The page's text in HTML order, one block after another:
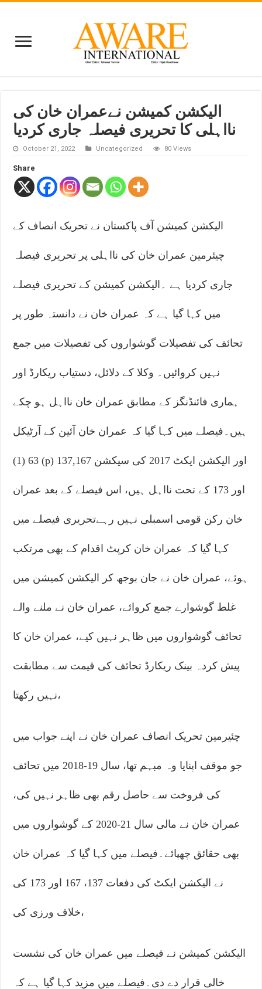
الیکشن کمیشن نےعمران خان کی
نااہلی کا تحریری فیصلہ جاری کردیا
October 21, 2022 Uncategorized 80 Views
Share
الیکشن کمیشن آف پاکستان نے تحریک انصاف کے
چیئرمین عمران خان کی نااہلی پر تحریری فیصلہ
جاری کردیا ہے ۔الیکشن کمیشن کے تحریری فیصلے
میں کہا گیا ہے کہ عمران خان نے دانستہ طور پر
تحائف کی تفصیلات گوشواروں کی تفصیلات میں جمع
نہیں کروائیں۔ وکلا کے دلائل، دستیاب ریکارڈ اور
ہماری فائنڈنگز کے مطابق عمران خان نااہل ہو چکے
ہیں۔فیصلے میں کہا گیا کہ عمران خان آئین کے آرٹیکل
63 (1) (p) اور الیکشن ایکٹ 2017 کی سیکشن 137,167
اور 173 کے تحت نااہل ہیں، اس فیصلے کے بعد عمران
خان رکن قومی اسمبلی نہیں رہےتحریری فیصلے میں
کہا گیا کہ عمران خان کرپٹ اقدام کے بھی مرتکب
ہوئے، عمران خان نے جان بوجھ کر الیکشن کمیشن میں
غلط گوشوارے جمع کروائے، عمران خان نے ملنے والے
تحائف گوشواروں میں ظاہر نہیں کیے، عمران خان کا
پیش کردہ بینک ریکارڈ تحائف کی قیمت سے مطابقت
نہیں رکھتا،
چئیرمین تحریک انصاف عمران خان نے اپنے جواب میں
جو موقف اپنایا وہ مبہم تھا، سال 19-2018 میں تحائف
کی فروخت سے حاصل رقم بھی ظاہر نہیں کی،
عمران خان نے مالی سال 21-2020 کے گوشواروں میں
بھی حقائق چھپائے۔فیصلے میں کہا گیا کہ عمران خان
نے الیکشن ایکٹ کی دفعات 137، 167 اور 173 کی
خلاف ورزی کی،
الیکشن کمیشن نے فیصلے میں عمران خان کی نشست
خالی قرار دے دی۔فیصلے میں مزید کہا گیا ہے کہ